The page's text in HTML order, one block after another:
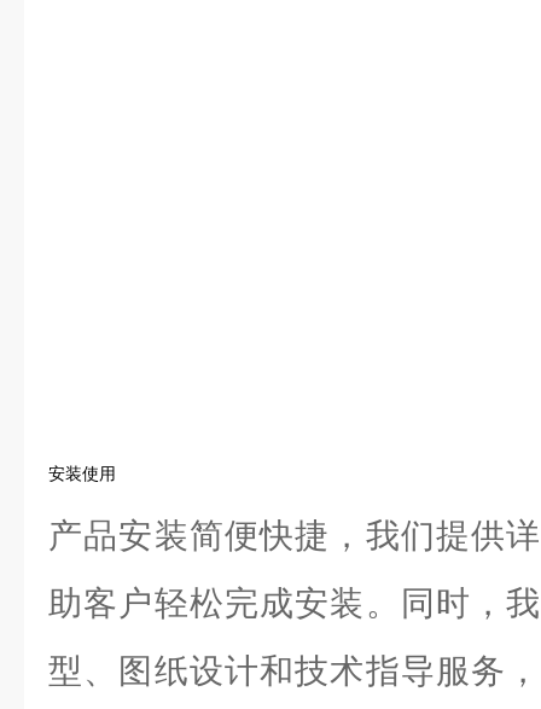
安装使用
产品安装简便快捷，我们提供
助客户轻松完成安装。同时，
型、图纸设计和技术指导服务